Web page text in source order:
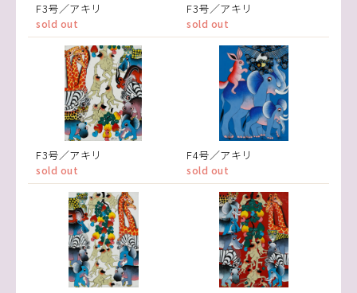
F3号／アキリ
sold out
F3号／アキリ
sold out
F3号／アキリ
sold out
F4号／アキリ
sold out